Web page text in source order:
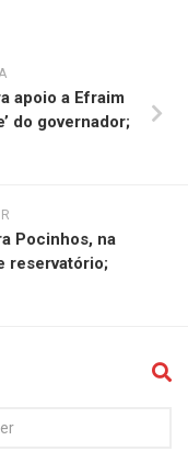
apoio a Efraim
do governador;
Pocinhos, na
reservatório;